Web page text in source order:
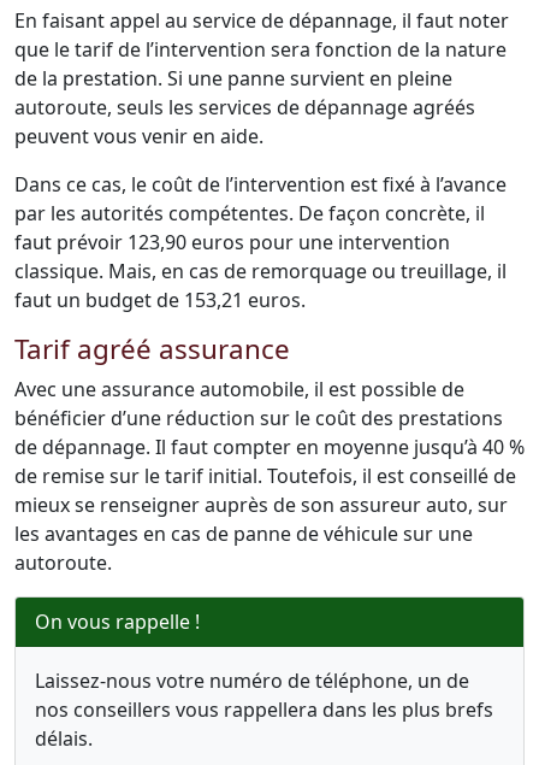
En faisant appel au service de dépannage, il faut noter
que le tarif de l’intervention sera fonction de la nature
de la prestation. Si une panne survient en pleine
autoroute, seuls les services de dépannage agréés
peuvent vous venir en aide.
Dans ce cas, le coût de l’intervention est fixé à l’avance
par les autorités compétentes. De façon concrète, il
faut prévoir 123,90 euros pour une intervention
classique. Mais, en cas de remorquage ou treuillage, il
faut un budget de 153,21 euros.
Tarif agréé assurance
Avec une assurance automobile, il est possible de
bénéficier d’une réduction sur le coût des prestations
de dépannage. Il faut compter en moyenne jusqu’à 40 %
de remise sur le tarif initial. Toutefois, il est conseillé de
mieux se renseigner auprès de son assureur auto, sur
les avantages en cas de panne de véhicule sur une
autoroute.
On vous rappelle !
Laissez-nous votre numéro de téléphone, un de
nos conseillers vous rappellera dans les plus brefs
délais.